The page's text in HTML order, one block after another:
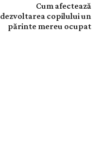
Cum afectează
dezvoltarea copilului un
părinte mereu ocupat